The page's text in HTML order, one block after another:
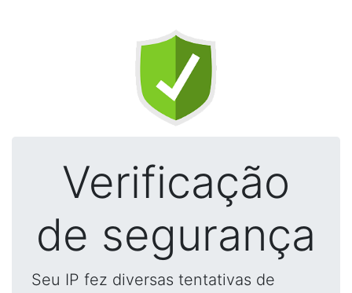
Verificação
de segurança
Seu IP fez diversas tentativas de